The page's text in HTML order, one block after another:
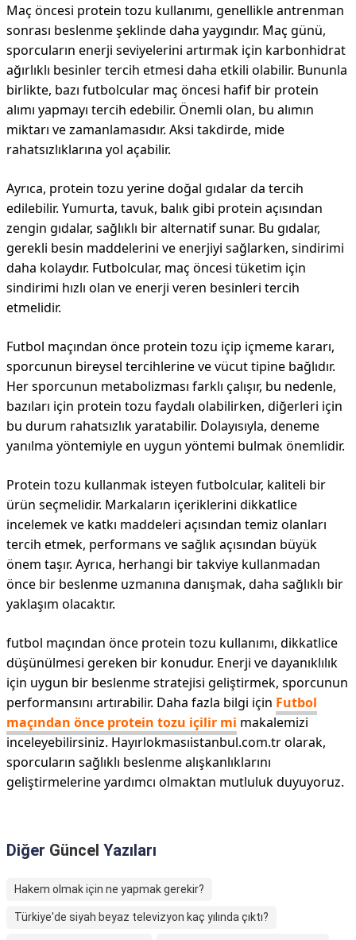
Maç öncesi protein tozu kullanımı, genellikle antrenman
sonrası beslenme şeklinde daha yaygındır. Maç günü,
sporcuların enerji seviyelerini artırmak için karbonhidrat
ağırlıklı besinler tercih etmesi daha etkili olabilir. Bununla
birlikte, bazı futbolcular maç öncesi hafif bir protein
alımı yapmayı tercih edebilir. Önemli olan, bu alımın
miktarı ve zamanlamasıdır. Aksi takdirde, mide
rahatsızlıklarına yol açabilir.
Ayrıca, protein tozu yerine doğal gıdalar da tercih
edilebilir. Yumurta, tavuk, balık gibi protein açısından
zengin gıdalar, sağlıklı bir alternatif sunar. Bu gıdalar,
gerekli besin maddelerini ve enerjiyi sağlarken, sindirimi
daha kolaydır. Futbolcular, maç öncesi tüketim için
sindirimi hızlı olan ve enerji veren besinleri tercih
etmelidir.
Futbol maçından önce protein tozu içip içmeme kararı,
sporcunun bireysel tercihlerine ve vücut tipine bağlıdır.
Her sporcunun metabolizması farklı çalışır, bu nedenle,
bazıları için protein tozu faydalı olabilirken, diğerleri için
bu durum rahatsızlık yaratabilir. Dolayısıyla, deneme
yanılma yöntemiyle en uygun yöntemi bulmak önemlidir.
Protein tozu kullanmak isteyen futbolcular, kaliteli bir
ürün seçmelidir. Markaların içeriklerini dikkatlice
incelemek ve katkı maddeleri açısından temiz olanları
tercih etmek, performans ve sağlık açısından büyük
önem taşır. Ayrıca, herhangi bir takviye kullanmadan
önce bir beslenme uzmanına danışmak, daha sağlıklı bir
yaklaşım olacaktır.
futbol maçından önce protein tozu kullanımı, dikkatlice
düşünülmesi gereken bir konudur. Enerji ve dayanıklılık
için uygun bir beslenme stratejisi geliştirmek, sporcunun
performansını artırabilir. Daha fazla bilgi için Futbol
maçından önce protein tozu içilir mi makalemizi
inceleyebilirsiniz. Hayırlokmasıistanbul.com.tr olarak,
sporcuların sağlıklı beslenme alışkanlıklarını
geliştirmelerine yardımcı olmaktan mutluluk duyuyoruz.
Diğer Güncel Yazıları
Hakem olmak için ne yapmak gerekir?
Türkiye'de siyah beyaz televizyon kaç yılında çıktı?